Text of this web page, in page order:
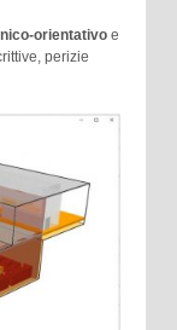
orientativo e
perizie